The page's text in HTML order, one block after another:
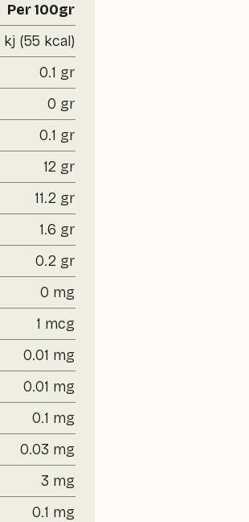
Per 100gr
kj (55 kcal)
0.1 gr
0 gr
0.1 gr
12 gr
11.2 gr
1.6 gr
0.2 gr
0 mg
1 mcg
0.01 mg
0.01 mg
0.1 mg
0.03 mg
3 mg
0.1 mg